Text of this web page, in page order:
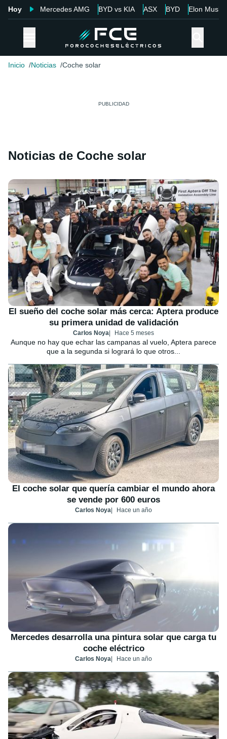
Hoy Mercedes AMG BYD vs KIA ASX BYD Elon Musk
Inicio Noticias Coche solar
Noticias de Coche solar
El sueño del coche solar más cerca: Aptera produce
su primera unidad de validación
Carlos Noya Hace 5 meses
Aunque no hay que echar las campanas al vuelo, Aptera parece
que a la segunda si logrará lo que otros...
El coche solar que quería cambiar el mundo ahora
se vende por 600 euros
Carlos Noya Hace un año
Mercedes desarrolla una pintura solar que carga tu
coche eléctrico
Carlos Noya Hace un año